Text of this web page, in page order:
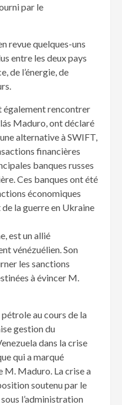
par le
revue quelques-uns
entre les deux pays
de l’énergie, de
également rencontrer
Maduro, ont déclaré
alternative à SWIFT,
financières
banques russes
Ces banques ont été
économiques
de la guerre en Ukraine
est un allié
vénézuélien. Son
les sanctions
à évincer M.
au cours de la
gestion du
dans la crise
qui a marqué
M. Maduro. La crise a
soutenu par le
l’administration